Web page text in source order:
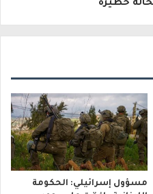
مسؤول إسرائيلي: الحكومة